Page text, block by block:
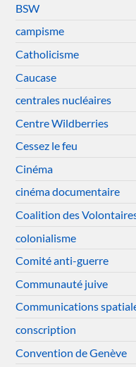
BSW
campisme
Catholicisme
Caucase
centrales nucléaires
Centre Wildberries
Cessez le feu
Cinéma
cinéma documentaire
Coalition des
colonialisme
Comité anti-guerre
Communauté juive
Communications
conscription
Convention de Genève